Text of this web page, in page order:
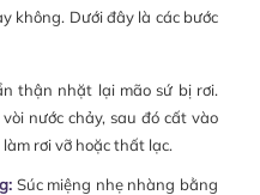
không. Dưới đây là các bước
thận nhặt lại mão sứ bị rơi.
nước chảy, sau đó cất vào
rơi vỡ hoặc thất lạc.
Súc miệng nhẹ nhàng bằng